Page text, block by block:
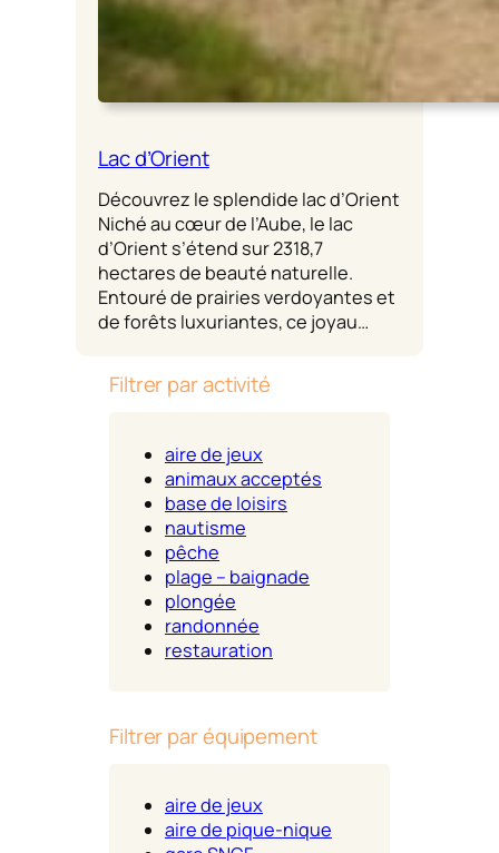
Lac d’Orient
Découvrez le splendide lac d’Orient
Niché au cœur de l’Aube, le lac
d’Orient s’étend sur 2318,7
hectares de beauté naturelle.
Entouré de prairies verdoyantes et
de forêts luxuriantes, ce joyau…
Filtrer par activité
aire de jeux
animaux acceptés
base de loisirs
nautisme
pêche
plage – baignade
plongée
randonnée
restauration
Filtrer par équipement
aire de jeux
aire de pique-nique